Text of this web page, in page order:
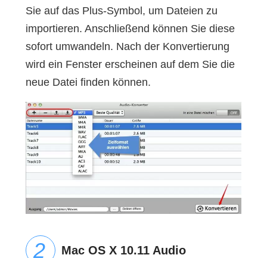
Sie auf das Plus-Symbol, um Dateien zu
importieren. Anschließend können Sie diese
sofort umwandeln. Nach der Konvertierung
wird ein Fenster erscheinen auf dem Sie die
neue Datei finden können.
Mac OS X 10.11 Audio